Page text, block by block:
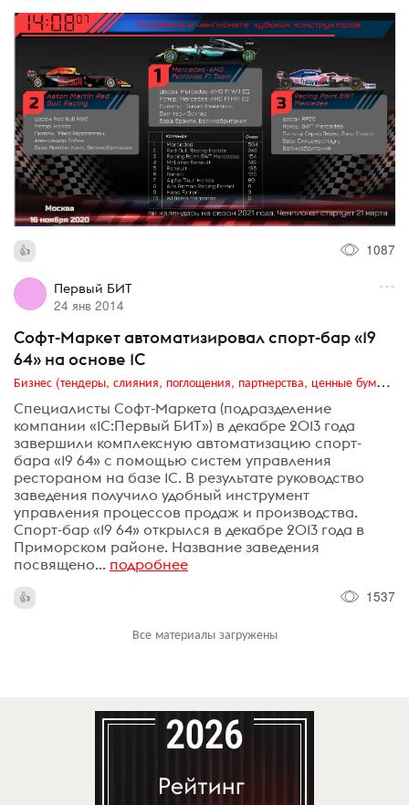
1087
Первый БИТ
24 янв 2014
Софт-Маркет автоматизировал спорт-бар «19
64» на основе 1С
Бизнес (тендеры, слияния, поглощения, партнерства, ценные бумаги, акционеры, финансы и отчетность)
Специалисты Софт-Маркета (подразделение
компании «1С:Первый БИТ») в декабре 2013 года
завершили комплексную автоматизацию спорт-
бара «19 64» с помощью систем управления
рестораном на базе 1С. В результате руководство
заведения получило удобный инструмент
управления процессов продаж и производства.
Спорт-бар «19 64» открылся в декабре 2013 года в
Приморском районе. Название заведения
посвящено... подробнее
1537
Все материалы загружены